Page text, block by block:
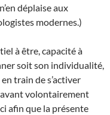
déplaise aux
modernes.)
à être, capacité à
soit son individualité,
train de s’activer
volontairement
afin que la présente